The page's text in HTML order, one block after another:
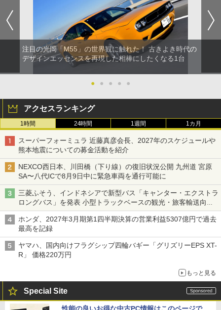
注目の光岡「M55」の世界観に触れた！ 古きよき時代の
デザインエッセンスを再現した相棒にしたくなる1台
● ● ● ● ●
アクセスランキング
1時間 24時間 1週間 1カ月
スーパーフォーミュラ 近藤真彦会長、2027年のスケジュールや
熊本地震についての募金活動を紹介
NEXCO西日本、川田橋（下り線）の復旧状況公開 九州道 宮原
SA〜八代ICで8月9日中に緊急車両を通行可能に
三菱ふそう、インドネシアで新型バス「キャンター・エクストラ
ロングバス」を発表 小型トラックベースの観光・旅客輸送向け
バス
ホンダ、2027年3月期第1四半期決算の営業利益5307億円で過去
最高を記録
ヤマハ、国内向けフラグシップ四輪バギー「グリズリーEPS XT-
R」 価格220万円
もっと見る
Special Site